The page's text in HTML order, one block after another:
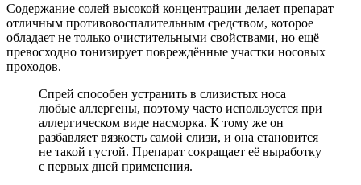
Содержание солей высокой концентрации делает препарат
отличным противовоспалительным средством, которое
обладает не только очистительными свойствами, но ещё
превосходно тонизирует повреждённые участки носовых
проходов.
Спрей способен устранить в слизистых носа
любые аллергены, поэтому часто используется при
аллергическом виде насморка. К тому же он
разбавляет вязкость самой слизи, и она становится
не такой густой. Препарат сокращает её выработку
с первых дней применения.